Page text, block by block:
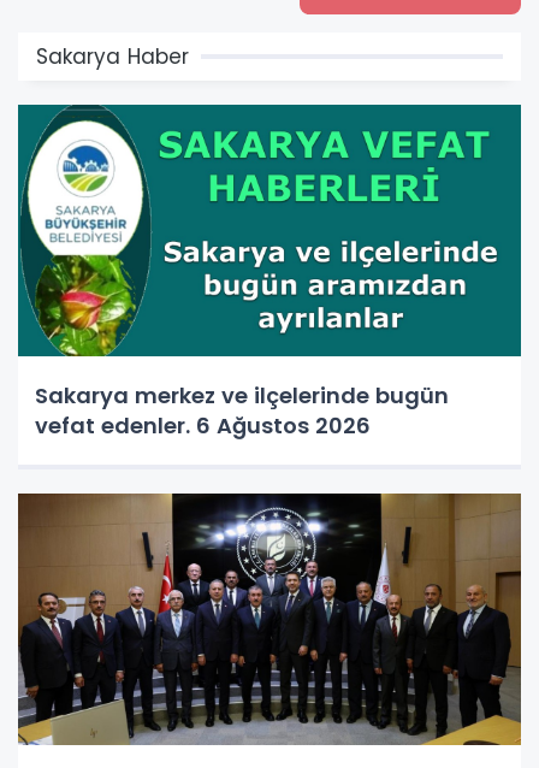
Sakarya Haber
Sakarya merkez ve ilçelerinde bugün
vefat edenler. 6 Ağustos 2026